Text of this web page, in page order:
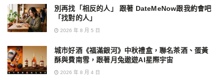
別再找「相反的人」 跟著 DateMeNow跟我約會吧
「找對的人」
2026 年 8 月 5 日
城市好酒《福滿銀河》中秋禮盒，聯名茶酒、蛋黃
酥與費南雪，跟著月兔遨遊AI星際宇宙
2026 年 8 月 4 日